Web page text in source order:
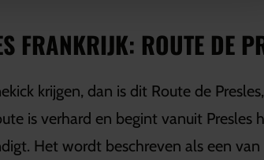
FRANKRIJK: ROUTE DE
krijgen, dan is dit Route de
is verhard en begint vanuit
Het wordt beschreven als een